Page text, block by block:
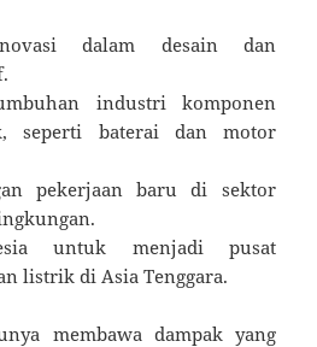
dalam desain dan
industri komponen
seperti baterai dan motor
pekerjaan baru di sektor
untuk menjadi pusat
listrik di Asia Tenggara.
membawa dampak yang